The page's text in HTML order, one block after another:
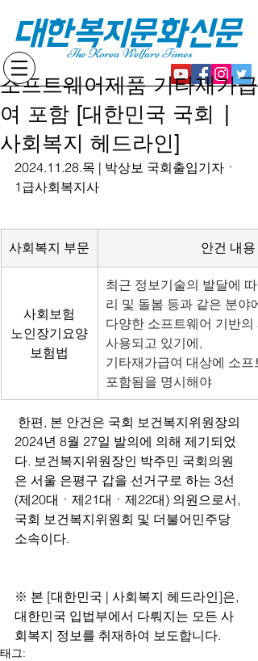
대한복지문화신문
The Korea Welfare Times
소프트웨어제품 기타재가급
여 포함 [대한민국 국회 |
사회복지 헤드라인]
2024.11.28.목 | 박상보 국회출입기자ㆍ
1급사회복지사
사회복지 부문 안건 내용
사회보험
노인장기요양
보험법
최근 정보기술의 발달에 따
리 및 돌봄 등과 같은 분야
다양한 소프트웨어 기반의
사용되고 있기에,
기타재가급여 대상에 소프
포함됨을 명시해야
한편, 본 안건은 국회 보건복지위원장의
2024년 8월 27일 발의에 의해 제기되었
다. 보건복지위원장인 박주민 국회의원
은 서울 은평구 갑을 선거구로 하는 3선
(제20대ㆍ제21대ㆍ제22대) 의원으로서,
국회 보건복지위원회 및 더불어민주당
소속이다.
※ 본 [대한민국 | 사회복지 헤드라인]은,
대한민국 입법부에서 다뤄지는 모든 사
회복지 정보를 취재하여 보도합니다.
태그: